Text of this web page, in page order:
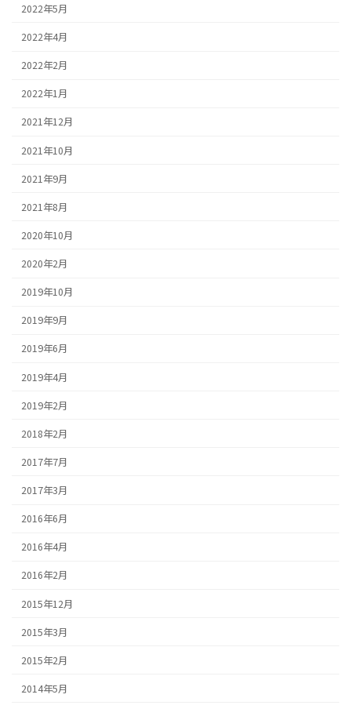
2022年5月
2022年4月
2022年2月
2022年1月
2021年12月
2021年10月
2021年9月
2021年8月
2020年10月
2020年2月
2019年10月
2019年9月
2019年6月
2019年4月
2019年2月
2018年2月
2017年7月
2017年3月
2016年6月
2016年4月
2016年2月
2015年12月
2015年3月
2015年2月
2014年5月